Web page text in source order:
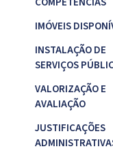
IMÓVEIS
INSTALAÇÃO DE
SERVIÇOS
VALORIZAÇÃO E
AVALIAÇÃO
JUSTIFICAÇÕES